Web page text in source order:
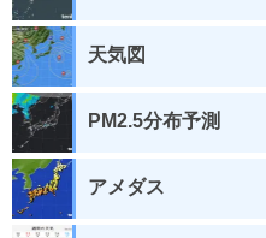
天気図
PM2.5分布予測
アメダス